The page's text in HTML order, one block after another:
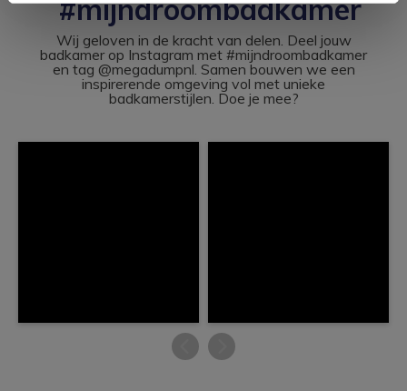
#mijndroombadkamer
Wij geloven in de kracht van delen. Deel jouw
badkamer op Instagram met #mijndroombadkamer
en tag @megadumpnl. Samen bouwen we een
inspirerende omgeving vol met unieke
badkamerstijlen. Doe je mee?